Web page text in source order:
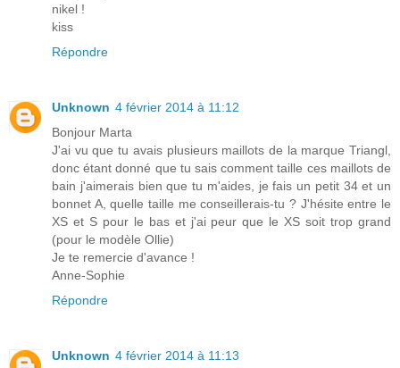
nikel !
kiss
Répondre
Unknown 4 février 2014 à 11:12
Bonjour Marta
J'ai vu que tu avais plusieurs maillots de la marque Triangl,
donc étant donné que tu sais comment taille ces maillots de
bain j'aimerais bien que tu m'aides, je fais un petit 34 et un
bonnet A, quelle taille me conseillerais-tu ? J'hésite entre le
XS et S pour le bas et j'ai peur que le XS soit trop grand
(pour le modèle Ollie)
Je te remercie d'avance !
Anne-Sophie
Répondre
Unknown 4 février 2014 à 11:13